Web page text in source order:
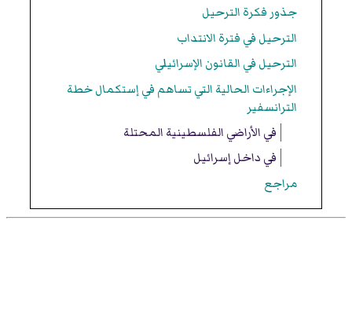
جذور فكرة الترحيل
الترحيل في فترة الانتداب
الترحيل في القانون الإسرائيلي
الإجراءات الحالية التي تساهم في إستكمال خطة
الترانسفير
في الأراضي الفلسطينية المحتلة
في داخل إسرائيل
مراجع